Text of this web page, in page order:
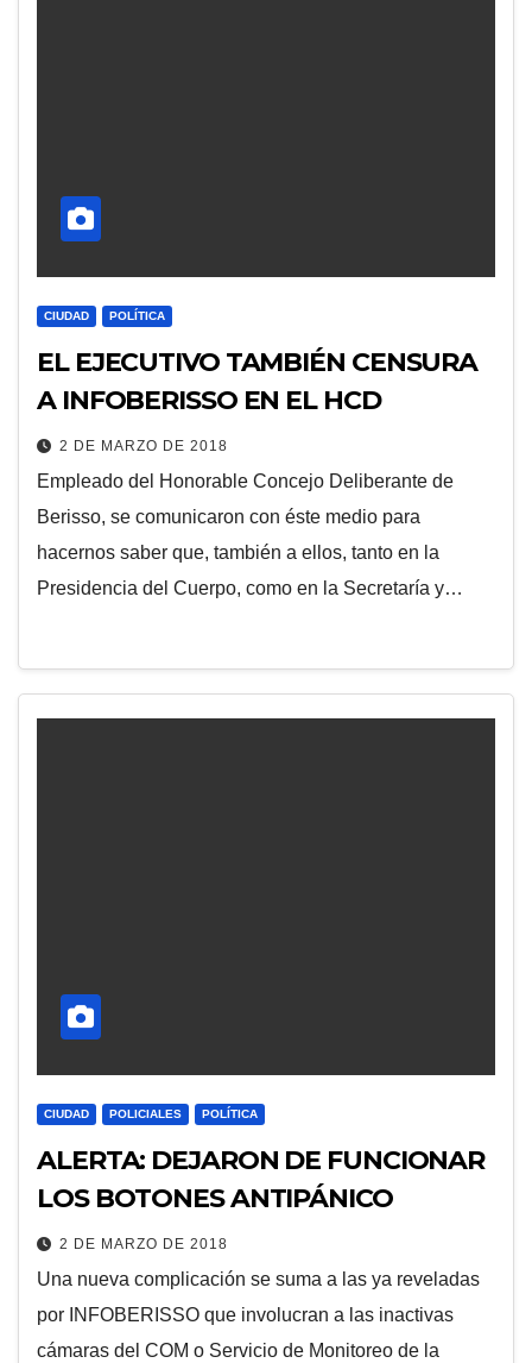
CIUDAD POLÍTICA
EL EJECUTIVO TAMBIÉN CENSURA
A INFOBERISSO EN EL HCD
2 DE MARZO DE 2018
Empleado del Honorable Concejo Deliberante de
Berisso, se comunicaron con éste medio para
hacernos saber que, también a ellos, tanto en la
Presidencia del Cuerpo, como en la Secretaría y…
CIUDAD POLICIALES POLÍTICA
ALERTA: DEJARON DE FUNCIONAR
LOS BOTONES ANTIPÁNICO
2 DE MARZO DE 2018
Una nueva complicación se suma a las ya reveladas
por INFOBERISSO que involucran a las inactivas
cámaras del COM o Servicio de Monitoreo de la